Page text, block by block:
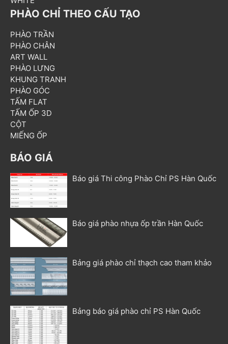
PHÀO CHỈ THEO CẤU TẠO
PHÀO TRẦN
PHÀO CHÂN
ART WALL
PHÀO LƯNG
KHUNG TRANH
PHÀO GÓC
TẤM FLAT
TẤM ỐP 3D
CỘT
MIẾNG ỐP
BÁO GIÁ
Báo giá Thi công Phào Chỉ PS Hàn Quốc
Báo giá phào nhựa ốp trần Hàn Quốc
Bảng giá phào chỉ thạch cao tham khảo
Bảng báo giá phào chỉ PS Hàn Quốc